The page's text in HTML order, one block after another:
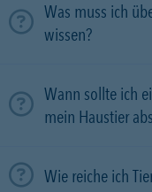
Was muss ich
wissen?
Wann sollte ich
mein Haustier
Wie reiche ich